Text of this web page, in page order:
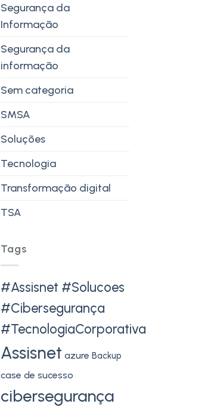
Segurança da
Informação
Segurança da
informação
Sem categoria
SMSA
Soluções
Tecnologia
Transformação digital
TSA
Tags
#Assisnet #Solucoes
#Cibersegurança
#TecnologiaCorporativa
Assisnet azure Backup
case de sucesso
cibersegurança